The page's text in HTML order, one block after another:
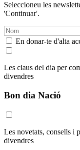
Seleccioneu les
'Continuar'.
En donar-te d'alta
Les claus del dia per
divendres
Bon dia Nació
Les novetats, consells i
divendres